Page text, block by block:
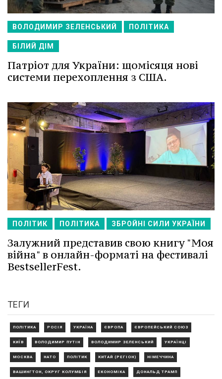
ВОЛОДИМИР ЗЕЛЕНСЬКИЙ ПОЛІТИКА
БІЛИЙ ДІМ
Патріот для України: щомісяця нові
системи перехоплення з США.
ПОЛІТИК ПОЛІТИКА ЗБРОЙНІ СИЛИ УКРАЇНИ
Залужний представив свою книгу "Моя
війна" в онлайн-форматі на фестивалі
BestsellerFest.
ТЕГИ
ПОЛІТИКА РОСІЯ УКРАЇНА ЄВРОПА ЄВРОПЕЙСЬКИЙ СОЮЗ
КИЇВ ВОЛОДИМИР ПУТІН ВОЛОДИМИР ЗЕЛЕНСЬКИЙ УКРАЇНЦІ
МОСКВА НАТО ПОЛІТИК КИТАЙ (РЕГІОН) НІМЕЧЧИНА
ВАШИНГТОН, ОКРУГ КОЛУМБІЯ ЕКОНОМІКА ДОНАЛЬД ТРАМП